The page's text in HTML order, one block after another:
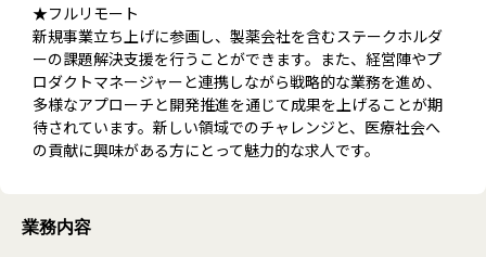
★フルリモート
新規事業立ち上げに参画し、製薬会社を含むステークホルダ
ーの課題解決支援を行うことができます。また、経営陣やプ
ロダクトマネージャーと連携しながら戦略的な業務を進め、
多様なアプローチと開発推進を通じて成果を上げることが期
待されています。新しい領域でのチャレンジと、医療社会へ
の貢献に興味がある方にとって魅力的な求人です。
業務内容